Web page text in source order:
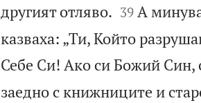
другият отляво.
39 А
казваха: „Ти, Който
Себе Си! Ако си Божий Син,
заедно с книжниците и